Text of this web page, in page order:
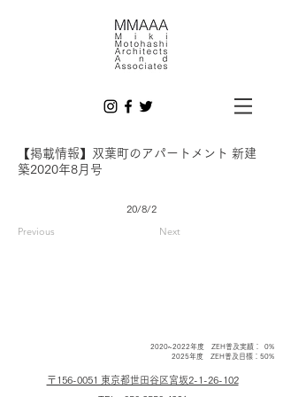
【掲載情報】双葉町のアパートメント 新建
築2020年8月号
20/8/2
Previous Next
2020~2022年度 ZEH普及実績： 0%
2025年度 ZEH普及目標：50%
〒156-0051 東京都世田谷区宮坂2-1-26-102